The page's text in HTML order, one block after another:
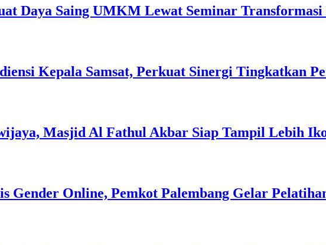
Daya Saing UMKM Lewat Seminar
Kepala Samsat, Perkuat Sinergi Tingkatkan
Masjid Al Fathul Akbar Siap Tampil Lebih
Gender Online, Pemkot Palembang Gelar